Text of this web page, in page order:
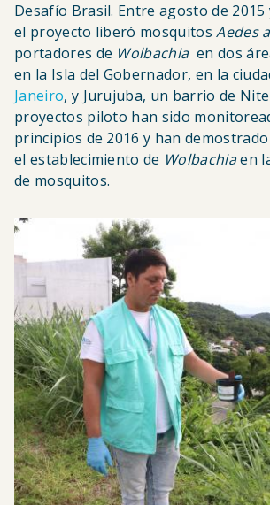
Desafío Brasil. Entre agosto de 2015
el proyecto liberó mosquitosAedes
portadores de Wolbachia en dos
en la Isla del Gobernador, en la
Janeiro, y Jurujuba, un barrio de
proyectos piloto han sido
principios de 2016 y han
el establecimiento de Wolbachiaen
de mosquitos.